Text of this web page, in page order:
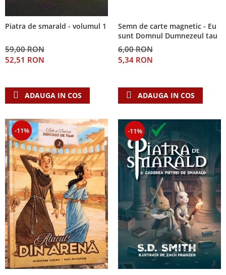
Piatra de smarald - volumul 1
59,00 RON
52,51 RON
ADAUGA IN COS
Semn de carte magnetic - Eu
sunt Domnul Dumnezeul tau
6,00 RON
5,34 RON
ADAUGA IN COS
-11% -11%